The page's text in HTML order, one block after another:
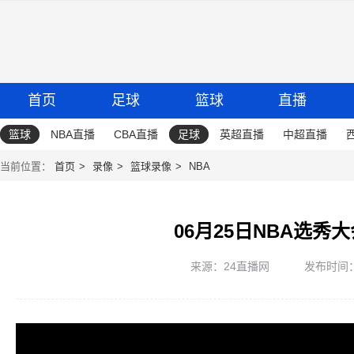
首页 足球 篮球 直播
篮球 NBA直播 CBA直播 足球 英超直播 中超直播
当前位置： 首页 录像 篮球录像 NBA
06月25日NBA选秀
来源：24直播网 发布时间